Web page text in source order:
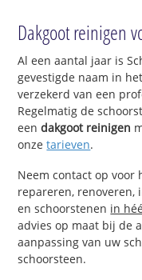
Dakgoot reinigen
Al een aantal jaar is
gevestigde naam in
verzekerd van een
Regelmatig de
eendakgoot reinigen
onzetarieven.
Neem contact op voor
repareren, renoveren,
en schoorstenen in
advies op maat bij de
aanpassing van uw
schoorsteen.